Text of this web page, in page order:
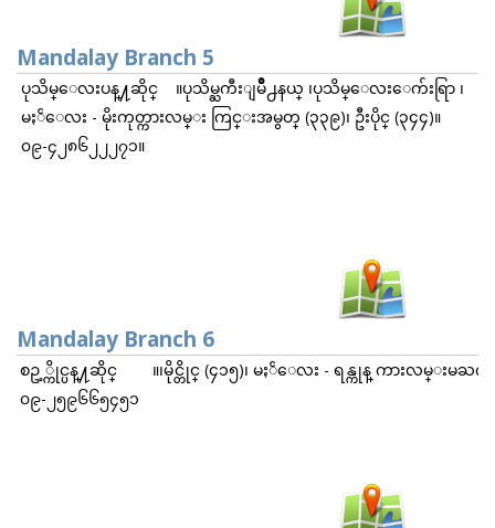
Mandalay Branch 5
ပုသိမ္ေလးပန္႔ဆိုင္ ။ပုသိမ္ႀကီးျမိဳ႕နယ္ ၊ပုသိမ္ေလးေက်းရြာ ၊
မႏၲေလး - မိုးကုတ္ကားလမ္း ကြင္းအမွတ္ (၃၃၉)၊ ဦးပိုင္ (၃၄၄)။
၀၉-၄၂၈၆၂၂၂၇၁။
Mandalay Branch 6
စဥ့္ကိုင္ပန္႔ဆိုင္ ။၊မိုင္တိုင္ (၄၁၅)၊ မႏၲေလး - ရန္ကုန္ ကားလမ္းမႀ
၀၉-၂၅၉၆၆၅၄၅၁